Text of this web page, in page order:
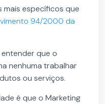
específicos que
94/2000 da
que o
nenhuma trabalhar
ou serviços.
é que o Marketing